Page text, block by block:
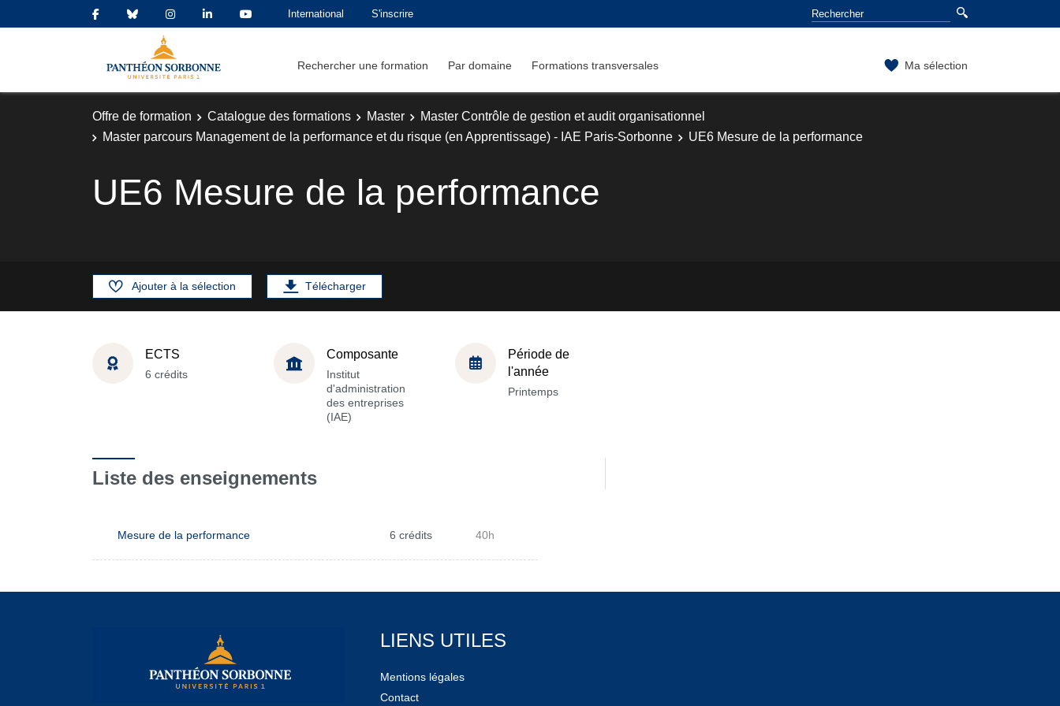
International S'inscrire
Rechercher une formation Par domaine Formations transversales Ma sélection
Offre de formation Catalogue des formations Master
Master Contrôle de gestion et audit organisationnel
Master parcours Management de la performance et du risque (en Apprentissage) - IAE Paris-Sorbonne
UE6 Mesure de la performance
UE6 Mesure de la performance
Ajouter à la sélection Télécharger
ECTS
6 crédits
Composante
Institut
d'administration
des entreprises
(IAE)
Période de
l'année
Printemps
Liste des enseignements
Mesure de la performance 6 crédits 40h
LIENS UTILES
Mentions légales
Contact